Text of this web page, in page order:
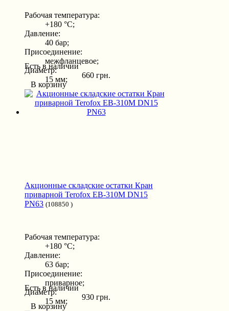
Рабочая температура:
+180 °С;
Давление:
40 бар;
Присоединение:
межфланцевое;
Диаметр:
15 мм;
Есть в наличии
660 грн.
В корзину
Акционные складские остатки Кран
приварной Terofox EB-310M DN15
PN63 (108850 )
Рабочая температура:
+180 °С;
Давление:
63 бар;
Присоединение:
приварное;
Диаметр:
15 мм;
Есть в наличии
930 грн.
В корзину